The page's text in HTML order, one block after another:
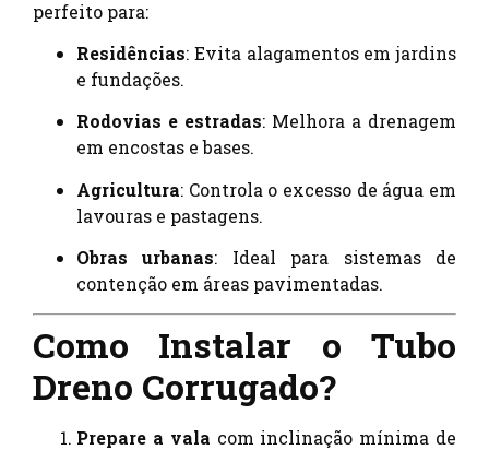
perfeito para:
Residências: Evita alagamentos em jardins
e fundações.
Rodovias e estradas: Melhora a drenagem
em encostas e bases.
Agricultura: Controla o excesso de água em
lavouras e pastagens.
Obras urbanas: Ideal para sistemas de
contenção em áreas pavimentadas.
Como Instalar o Tubo
Dreno Corrugado?
Prepare a vala com inclinação mínima de